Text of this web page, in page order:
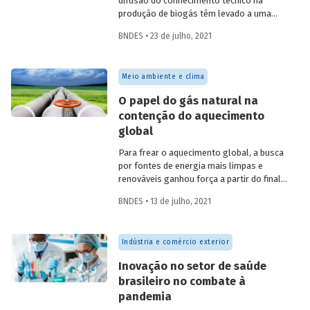
produção de biogás têm levado a uma
em operação e no volume produzido no
tímido diante do potencial de geração que
um país com um agronegócio tão
desenvolvido pode atingir. Entenda como
resíduos e efluentes das diferentes
atividades agropecuárias podem
contribuir para ampliar a geração de
BNDES • 23 de julho, 2021
Meio ambiente e clima
O papel do gás natural na
contenção do aquecimento
global
Para frear o aquecimento global, a busca
por fontes de energia mais limpas e
renováveis ganhou força a partir do final
mundial de redução das emissões de CO
energética segue crescendo, o gás
natural desponta como combustível
capaz de apoiar a transição para a
economia de baixo carbono, aproveitando
a infraestrutura já existente com menor
impacto ambiental do que outros
BNDES • 13 de julho, 2021
Indústria e comércio exterior
Inovação no setor de saúde
brasileiro no combate à
pandemia